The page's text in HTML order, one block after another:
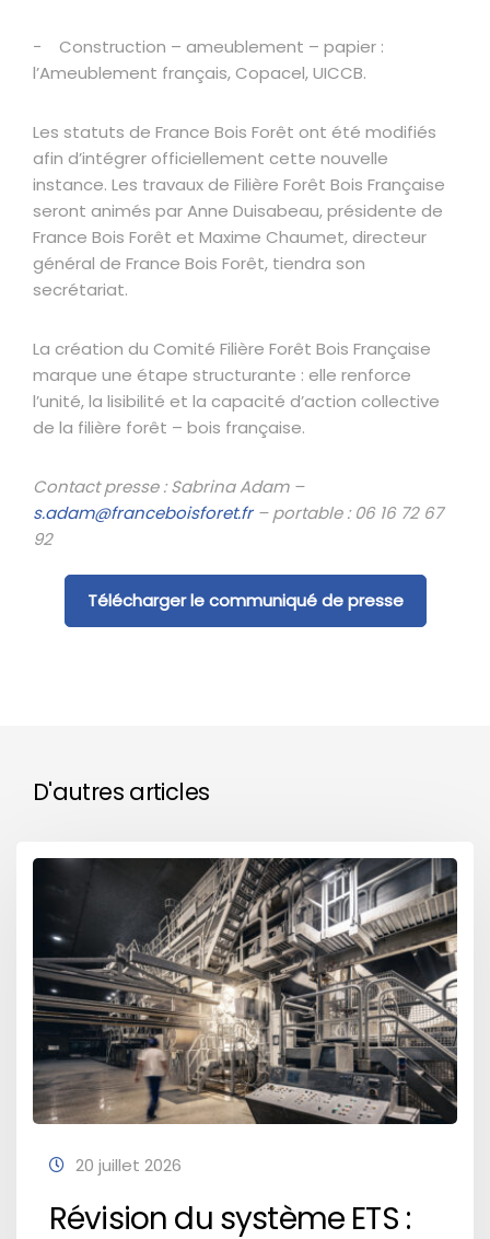
− Construction – ameublement – papier :
l’Ameublement français, Copacel, UICCB.
Les statuts de France Bois Forêt ont été modifiés
afin d’intégrer officiellement cette nouvelle
instance. Les travaux de Filière Forêt Bois Française
seront animés par Anne Duisabeau, présidente de
France Bois Forêt et Maxime Chaumet, directeur
général de France Bois Forêt, tiendra son
secrétariat.
La création du Comité Filière Forêt Bois Française
marque une étape structurante : elle renforce
l’unité, la lisibilité et la capacité d’action collective
de la filière forêt – bois française.
Contact presse : Sabrina Adam –
s.adam@franceboisforet.fr– portable : 06 16 72 67
92
Télécharger le communiqué de presse
D'autres articles
20 juillet 2026
Révision du système ETS :